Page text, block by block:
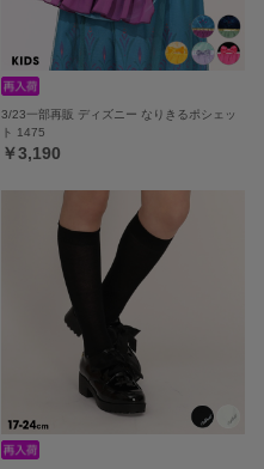
3/23一部再販 ディズニー なりきるポシェッ
ト 1475
￥3,190